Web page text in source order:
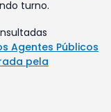
turno.
Agentes Públicos
pela